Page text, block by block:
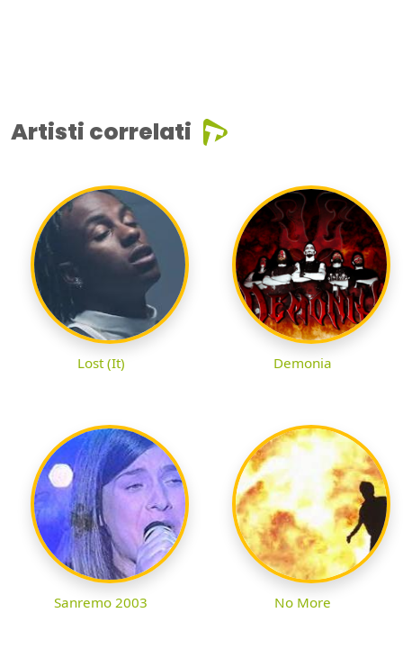
Artisti correlati
Lost (It) Demonia
Sanremo 2003 No More